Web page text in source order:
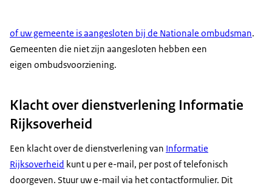
of uw gemeente is aangesloten bij de Nationale ombudsman.
Gemeenten die niet zijn aangesloten hebben een
eigen ombudsvoorziening.
Klacht over dienstverlening Informatie
Rijksoverheid
Een klacht over de dienstverlening van Informatie
Rijksoverheid kunt u per e-mail, per post of telefonisch
doorgeven. Stuur uw e-mail via het contactformulier. Dit